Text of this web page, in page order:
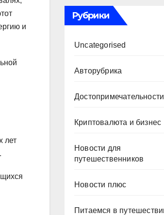
и
лет
Рубрики
Uncategorised
Авторубрика
Достопримечательности
Криптовалюта и бизнес
Новости для
путешественников
Новости плюс
Питаемся в